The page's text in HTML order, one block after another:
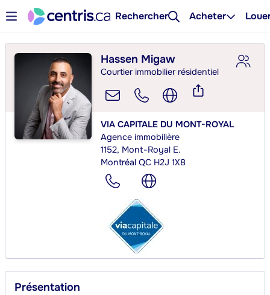
Rechercher Acheter
Hassen Migaw
Courtier immobilier résidentiel
VIA CAPITALE DU MONT-ROYAL
Agence immobilière
1152, Mont-Royal E.
Montréal QC H2J 1X8
Présentation